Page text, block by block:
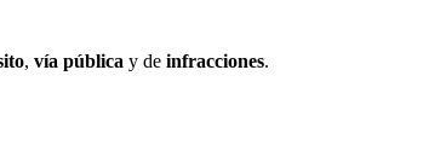
, vía pública y de infracciones.